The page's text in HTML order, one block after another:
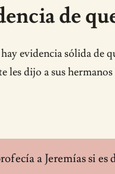
de
evidencia sólida de
les dijo a sus
a Jeremías si es